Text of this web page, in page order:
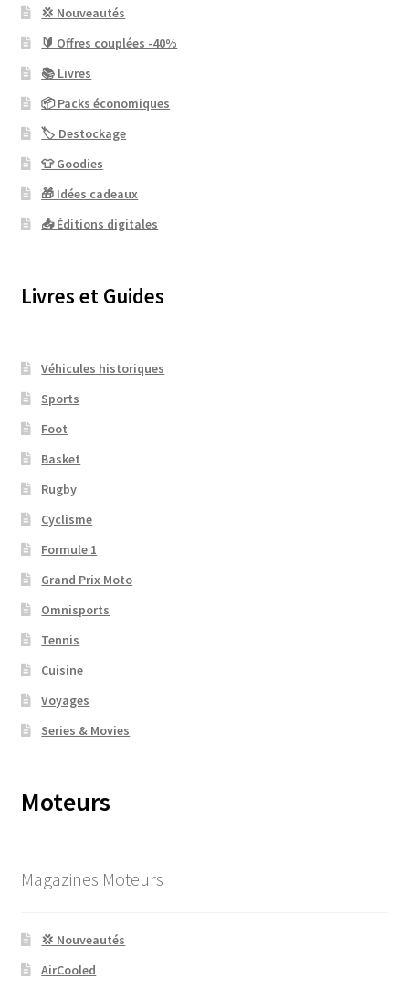
💢 Nouveautés
🔰 Offres couplées -40%
📚 Livres
📦 Packs économiques
🏷 Destockage
👕 Goodies
🎁 Idées cadeaux
📥 Éditions digitales
Livres et Guides
Véhicules historiques
Sports
Foot
Basket
Rugby
Cyclisme
Formule 1
Grand Prix Moto
Omnisports
Tennis
Cuisine
Voyages
Series & Movies
Moteurs
Magazines Moteurs
💢 Nouveautés
AirCooled